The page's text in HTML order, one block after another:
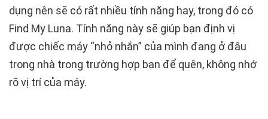
dụng nên sẽ có rất nhiều tính năng hay, trong đó có
Find My Luna. Tính năng này sẽ giúp bạn định vị
được chiếc máy “nhỏ nhắn” của mình đang ở đâu
trong nhà trong trường hợp bạn để quên, không nhớ
rõ vị trí của máy.